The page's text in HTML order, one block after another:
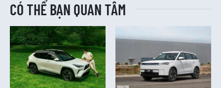
CÓ THỂ BẠN QUAN TÂM